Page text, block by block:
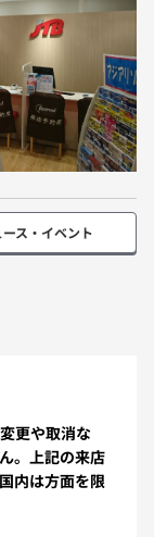
ス・イベント
更や取消な
。上記の来店
内は方面を限